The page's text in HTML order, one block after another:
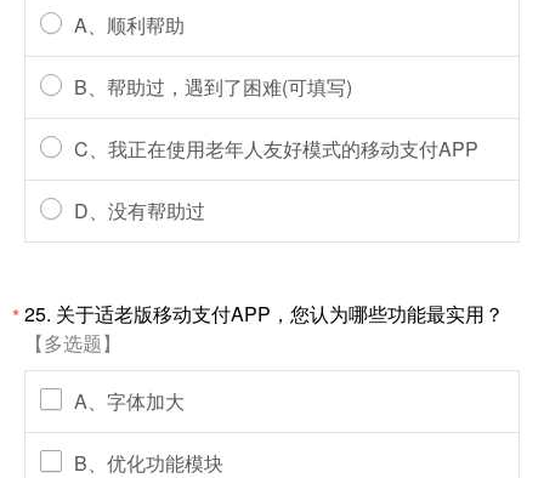
A、顺利帮助
B、帮助过，遇到了困难(可填写)
C、我正在使用老年人友好模式的移动支付APP
D、没有帮助过
*25. 关于适老版移动支付APP，您认为哪些功能最实用？
【多选题】
A、字体加大
B、优化功能模块